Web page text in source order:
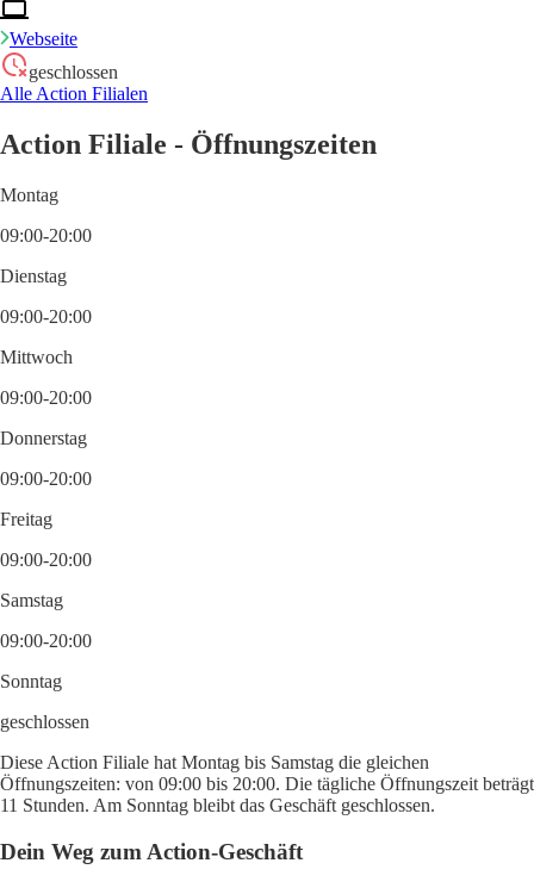
Webseite
geschlossen
Alle Action Filialen
Action Filiale - Öffnungszeiten
Montag
09:00-20:00
Dienstag
09:00-20:00
Mittwoch
09:00-20:00
Donnerstag
09:00-20:00
Freitag
09:00-20:00
Samstag
09:00-20:00
Sonntag
geschlossen
Diese Action Filiale hat Montag bis Samstag die gleichen
Öffnungszeiten: von 09:00 bis 20:00. Die tägliche Öffnungszeit beträgt
11 Stunden. Am Sonntag bleibt das Geschäft geschlossen.
Dein Weg zum Action-Geschäft